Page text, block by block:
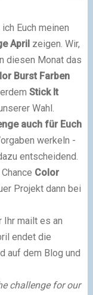
Euch meinen
April zeigen. Wir,
diesen Monat das
Burst Farben
Stick It
Wahl.
auch für Euch
werkeln -
entscheidend.
Color
Projekt dann bei
mailt es an
endet die
auf dem Blog und
challenge for our